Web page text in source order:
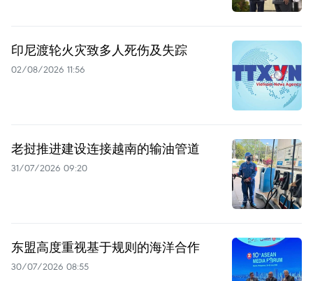
印尼渡轮火灾致多人死伤及失踪
02/08/2026 11:56
老挝推进建设连接越南的输油管道
31/07/2026 09:20
东盟高度重视基于规则的海洋合作
30/07/2026 08:55